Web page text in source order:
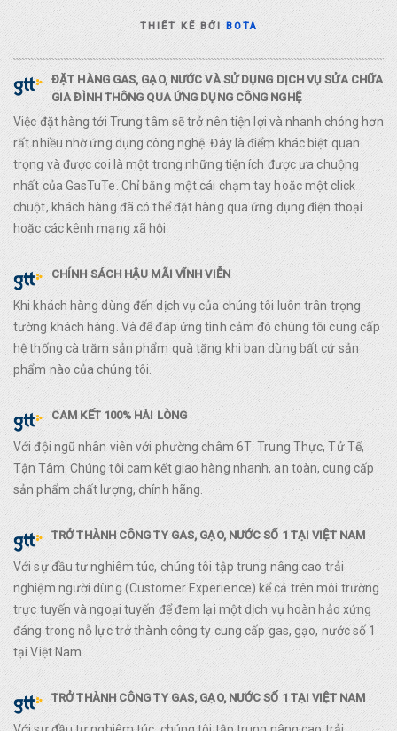
THIẾT KẾ BỞIBOTA
ĐẶT HÀNG GAS, GẠO, NƯỚC VÀ SỬ DỤNG DỊCH VỤ SỬA CHỮA
GIA ĐÌNH THÔNG QUA ỨNG DỤNG CÔNG NGHỆ
Việc đặt hàng tới Trung tâm sẽ trở nên tiện lợi và nhanh chóng hơn
rất nhiều nhờ ứng dụng công nghệ. Đây là điểm khác biệt quan
trọng và được coi là một trong những tiện ích được ưa chuộng
nhất của GasTuTe. Chỉ bằng một cái chạm tay hoặc một click
chuột, khách hàng đã có thể đặt hàng qua ứng dụng điện thoại
hoặc các kênh mạng xã hội
CHÍNH SÁCH HẬU MÃI VĨNH VIỄN
Khi khách hàng dùng đến dịch vụ của chúng tôi luôn trân trọng
tường khách hàng. Và để đáp ứng tình cảm đó chúng tôi cung cấp
hệ thống cà trăm sản phẩm quà tặng khi bạn dùng bất cứ sản
phẩm nào của chúng tôi.
CAM KẾT 100% HÀI LÒNG
Với đội ngũ nhân viên với phường châm 6T: Trung Thực, Tử Tế,
Tận Tâm. Chúng tôi cam kết giao hàng nhanh, an toàn, cung cấp
sản phẩm chất lượng, chính hãng.
TRỞ THÀNH CÔNG TY GAS, GẠO, NƯỚC SỐ 1 TẠI VIỆT NAM
Với sự đầu tư nghiêm túc, chúng tôi tập trung nâng cao trải
nghiệm người dùng (Customer Experience) kể cả trên môi trường
trực tuyến và ngoại tuyến để đem lại một dịch vụ hoàn hảo xứng
đáng trong nỗ lực trở thành công ty cung cấp gas, gạo, nước số 1
tại Việt Nam.
TRỞ THÀNH CÔNG TY GAS, GẠO, NƯỚC SỐ 1 TẠI VIỆT NAM